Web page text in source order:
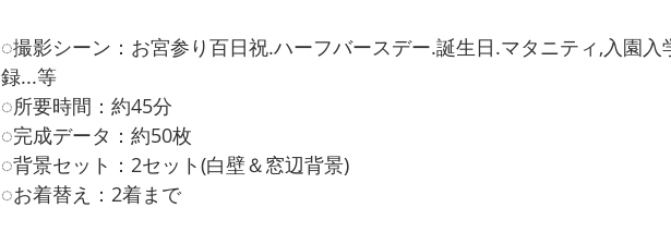
◌撮影シーン：お宮参り百日祝.ハーフバースデー.誕生日.マタニティ,入園入
録...等
◌所要時間：約45分
◌完成データ：約50枚
◌背景セット：2セット(白壁＆窓辺背景)
◌お着替え：2着まで